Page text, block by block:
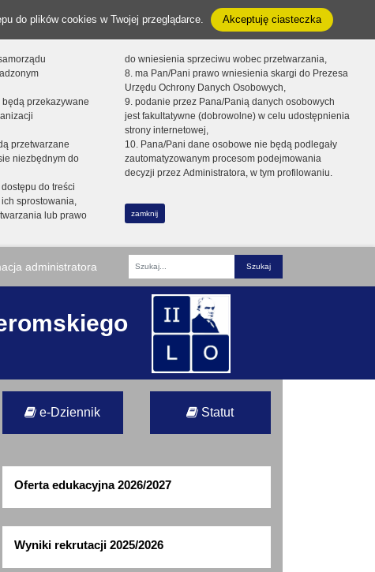
do plików cookies w Twojej przeglądarce. Akceptuję ciasteczka
przekazywane
przetwarzane
niezbędnym do
do treści
sprostowania,
lub prawo
do wniesienia sprzeciwu wobec przetwarzania,
8. ma Pan/Pani prawo wniesienia skargi do Prezesa
Urzędu Ochrony Danych Osobowych,
9. podanie przez Pana/Panią danych osobowych
jest fakultatywne (dobrowolne) w celu udostępnienia
strony internetowej,
10. Pana/Pani dane osobowe nie będą podlegały
zautomatyzowanym procesom podejmowania
decyzji przez Administratora, w tym profilowaniu.
zamknij
administratora
Fraza
e-Dziennik Statut
Oferta edukacyjna 2026/2027
Wyniki rekrutacji 2025/2026